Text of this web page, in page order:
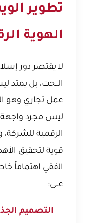
تطوير
الهوية
لا يقتصر دور
البحت، بل يمتد
عمل تجاري وهو
ليس مجرد واجهة
الرقمية للشركة،
قوية لتحقيق
الفقي اهتماماً
على:
التصميم